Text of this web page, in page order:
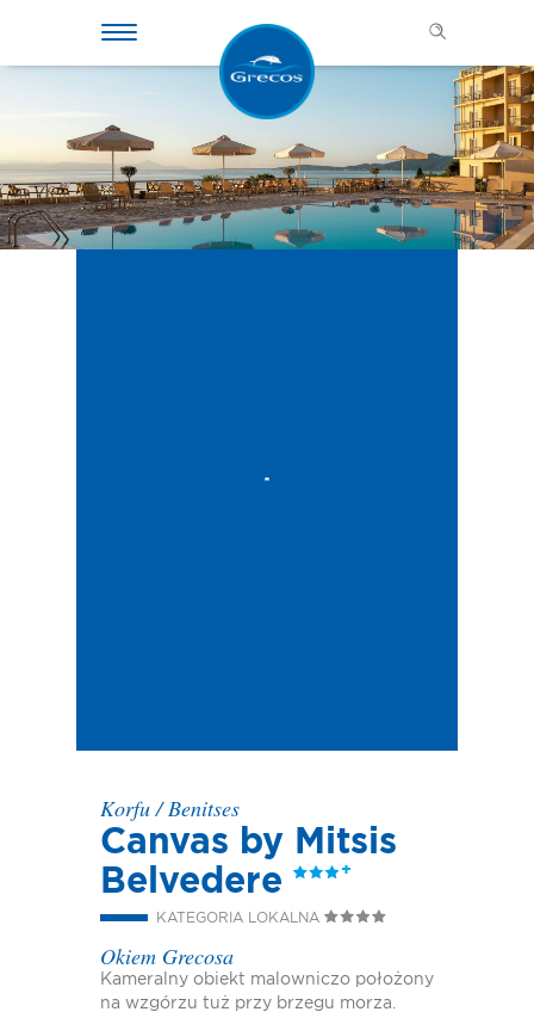
Korfu/Benitses
Canvas by Mitsis
Belvedere
KATEGORIA LOKALNA
Okiem Grecosa
Kameralny obiekt malowniczo położony
na wzgórzu tuż przy brzegu morza.